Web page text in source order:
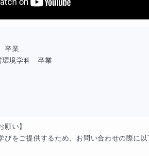
卒業
境学科　卒業
願い】
びをご提供するため、お問い合わせの際に